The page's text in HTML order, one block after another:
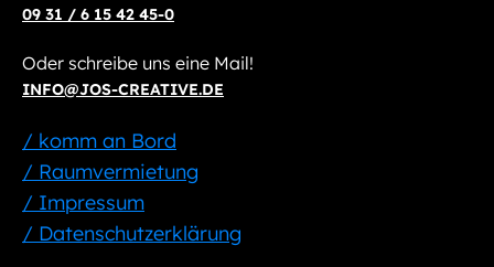
09 31 / 6 15 42 45-0
Oder schreibe uns eine Mail!
INFO@JOS-CREATIVE.DE
/ komm an Bord
/ Raumvermietung
/ Impressum
/ Datenschutzerklärung